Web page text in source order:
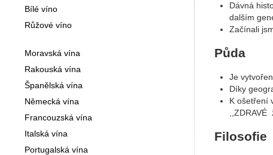
Dávná
dalším
Začínali
Půda
Je
Díky
K ošetření
Filosofie
Bílé víno
Růžové víno
Moravská vína
Rakouská vína
Španělská vína
Německá vína
Francouzská vína
Italská vína
Portugalská vína